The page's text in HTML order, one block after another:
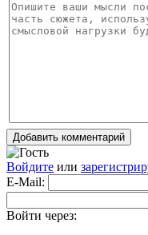
Добавить комментарий
Войдите или
E-Mail:
Войти через: